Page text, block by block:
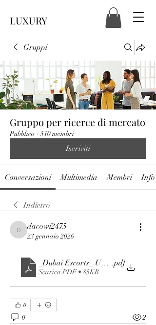
LUXURY
Gruppi
Gruppo per ricerce di mercato
Pubblico · 510 membri
Iscriviti
Conversazioni Multimedia Membri Info
Indietro
dacowi2475
dacowi2475
23 gennaio 2026
_Dubai Escorts_ Understanding
.pdf
Scarica PDF • 85KB
0
0 2